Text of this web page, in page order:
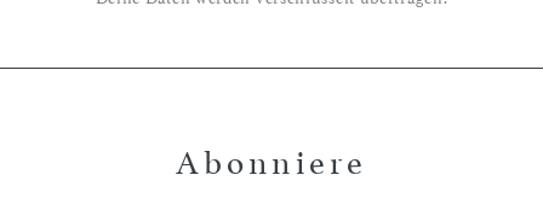
Abonniere